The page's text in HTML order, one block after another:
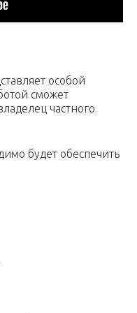
особой
сможет
частного
будет обеспечить